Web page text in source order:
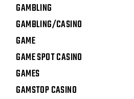
GAMBLING
GAMBLING/CASINO
GAME
GAME SPOT CASINO
GAMES
GAMSTOP CASINO